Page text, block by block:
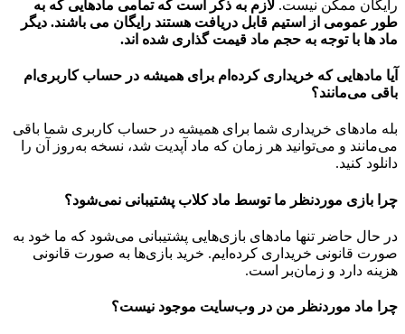
رایگان ممکن نیست. لازم به ذکر است که تمامی مادهایی که به
طور عمومی از استیم قابل دریافت هستند رایگان می باشند. دیگر
ماد ها با توجه به حجم ماد قیمت گذاری شده اند.
آیا مادهایی که خریداری کرده‌ام برای همیشه در حساب‌ کاربری‌ام
باقی می‌مانند؟
بله مادهای خریداری شما برای همیشه در حساب کاربری شما باقی
می‌مانند و می‌توانید هر زمان که ماد آپدیت شد، نسخه به‌روز آن را
دانلود کنید.
چرا بازی موردنظر ما توسط ماد کلاب پشتیبانی نمی‌شود؟
در حال حاضر تنها مادهای بازی‌هایی پشتیبانی می‌شود که ما خود به
صورت قانونی خریداری کرده‌ایم. خرید بازی‌ها به صورت قانونی
هزینه دارد و زمان‌بر است.
چرا ماد موردنظر من در وب‌سایت موجود نیست؟